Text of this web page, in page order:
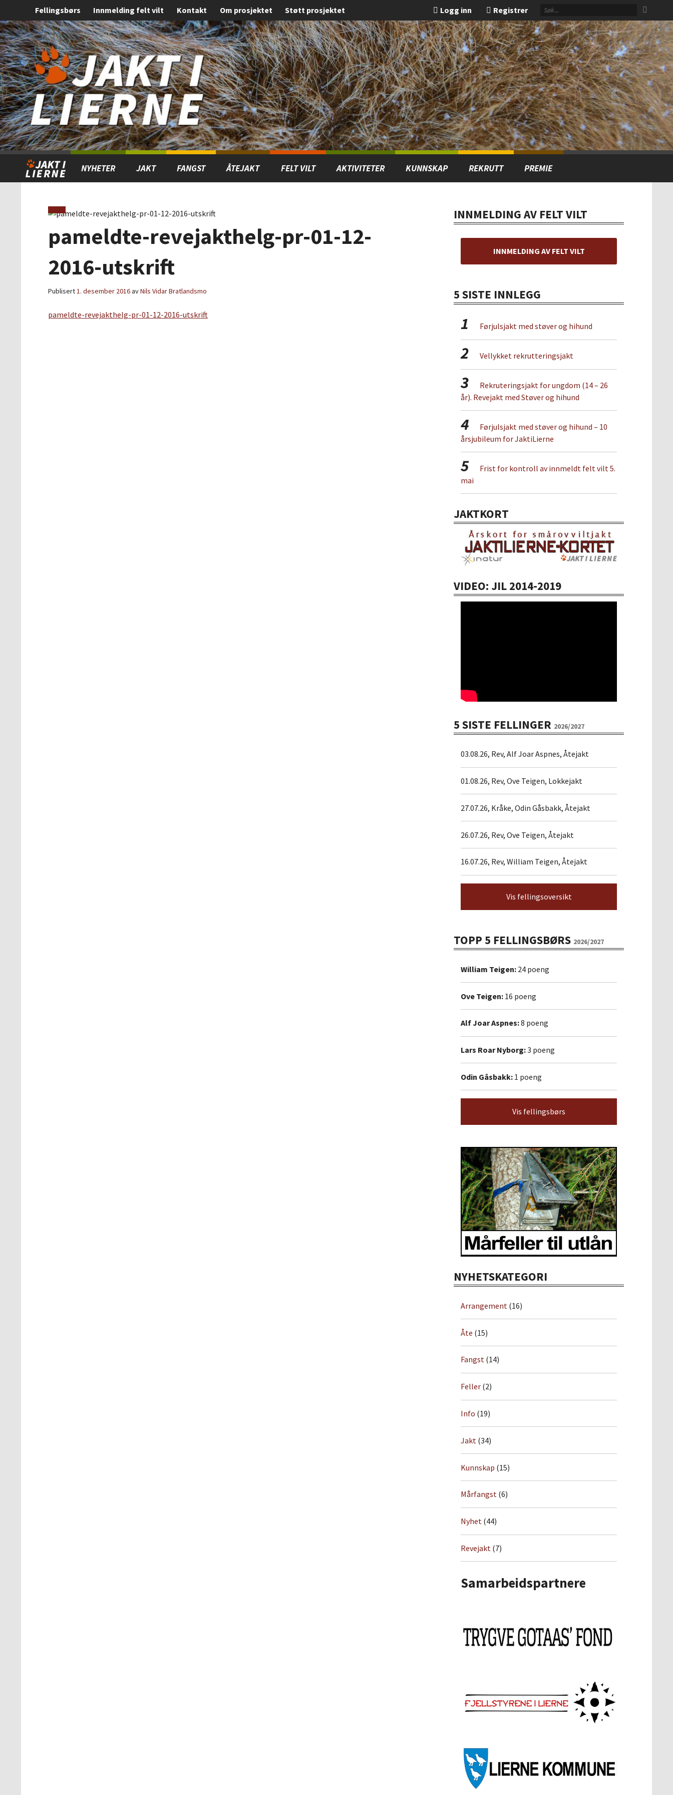
Gå
til
innholdet
Forstørre
skrift
Fellingsbørs Innmelding felt vilt Kontakt Om prosjektet Støtt prosjektet Registrer
Logg inn
NYHETER JAKT FANGST ÅTEJAKT FELT VILT AKTIVITETER KUNNSKAP REKRUTT PREMIE
pameldte-revejakthelg-pr-01-12-
2016-utskrift
Publisert1. desember 2016avNils Vidar Bratlandsmo
pameldte-revejakthelg-pr-01-12-2016-utskrift
INNMELDING AV FELT VILT
INNMELDING AV FELT VILT
5 SISTE INNLEGG
1 Førjulsjakt med støver og hihund
2 Vellykket rekrutteringsjakt
3
Rekruteringsjakt for ungdom (14 – 26
år). Revejakt med Støver og hihund
4
Førjulsjakt med støver og hihund – 10
årsjubileum for JaktiLierne
5
Frist for kontroll av innmeldt felt vilt 5.
mai
JAKTKORT
VIDEO: JIL 2014-2019
5 SISTE FELLINGER 2026/2027
03.08.26, Rev, Alf Joar Aspnes, Åtejakt
01.08.26, Rev, Ove Teigen, Lokkejakt
27.07.26, Kråke, Odin Gåsbakk, Åtejakt
26.07.26, Rev, Ove Teigen, Åtejakt
16.07.26, Rev, William Teigen, Åtejakt
Vis fellingsoversikt
TOPP 5 FELLINGSBØRS 2026/2027
William Teigen: 24 poeng
Ove Teigen: 16 poeng
Alf Joar Aspnes:8 poeng
Lars Roar Nyborg:3 poeng
Odin Gåsbakk: 1 poeng
Vis fellingsbørs
NYHETSKATEGORI
Arrangement (16)
Åte (15)
Fangst (14)
Feller (2)
Info (19)
Jakt (34)
Kunnskap (15)
Mårfangst (6)
Nyhet (44)
Revejakt (7)
Samarbeidspartnere